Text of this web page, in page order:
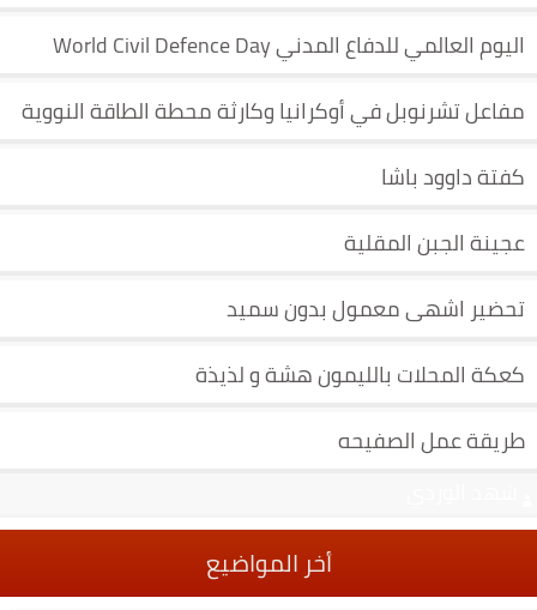
اليوم العالمي للدفاع المدني World Civil Defence Day
مفاعل تشرنوبل في أوكرانيا وكارثة محطة الطاقة النووية
كفتة داوود باشا
عجينة الجبن المقلية
تحضير اشهى معمول بدون سميد
كعكة المحلات بالليمون هشة و لذيذة
طريقة عمل الصفيحه
أخر المواضيع